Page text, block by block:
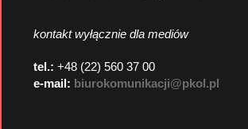
kontakt wyłącznie dla mediów
tel.: +48 (22) 560 37 00
e-mail: biurokomunikacji@pkol.pl